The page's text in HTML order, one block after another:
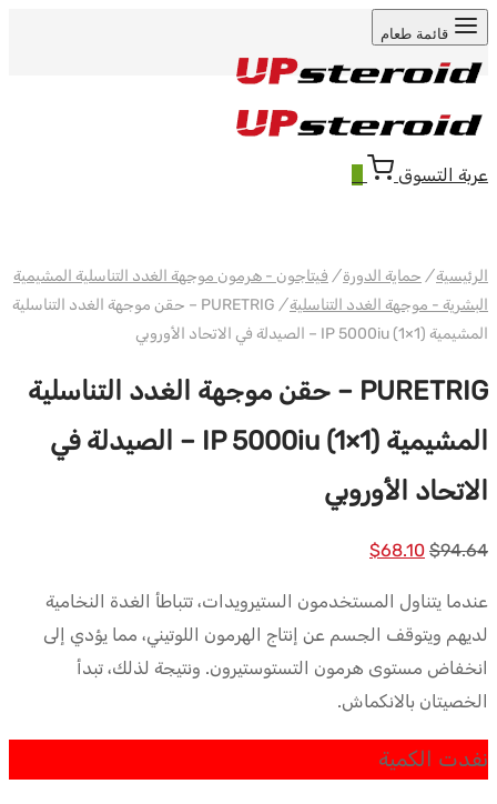
قائمة طعام
عربة التسوق
الرئيسية / حماية الدورة / فيتاجون - هرمون موجهة الغدد التناسلية المشيمية
البشرية - موجهة الغدد التناسلية /
PURETRIG – حقن موجهة الغدد التناسلية
المشيمية IP 5000iu (1×1) – الصيدلة في الاتحاد الأوروبي
PURETRIG – حقن موجهة الغدد التناسلية
المشيمية IP 5000iu (1×1) – الصيدلة في
الاتحاد الأوروبي
$94.64
السعر
كان:
$94.64.
$68.10 السعر
$68.10.
عندما يتناول المستخدمون الستيرويدات، تتباطأ الغدة النخامية
لديهم ويتوقف الجسم عن إنتاج الهرمون اللوتيني، مما يؤدي إلى
انخفاض مستوى هرمون التستوستيرون. ونتيجة لذلك، تبدأ
الخصيتان بالانكماش.
نفدت الكمية